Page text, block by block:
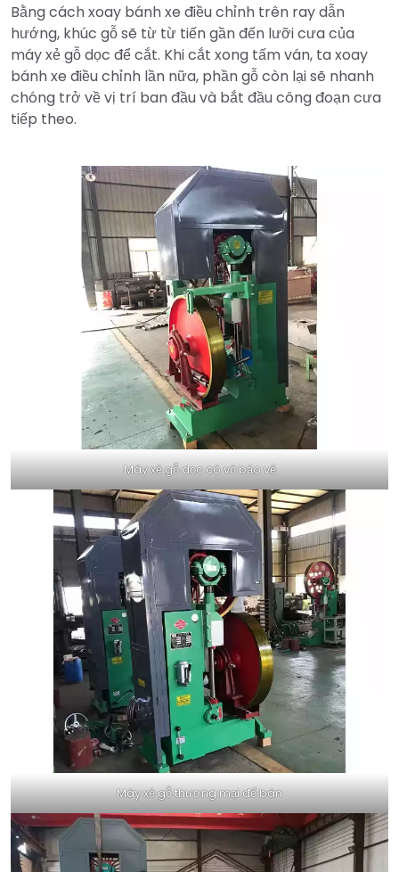
Bằng cách xoay bánh xe điều chỉnh trên ray dẫn
hướng, khúc gỗ sẽ từ từ tiến gần đến lưỡi cưa của
máy xẻ gỗ dọc để cắt. Khi cắt xong tấm ván, ta xoay
bánh xe điều chỉnh lần nữa, phần gỗ còn lại sẽ nhanh
chóng trở về vị trí ban đầu và bắt đầu công đoạn cưa
tiếp theo.
Máy xẻ gỗ dọc có vỏ bảo vệ
Máy xẻ gỗ thương mại để bán